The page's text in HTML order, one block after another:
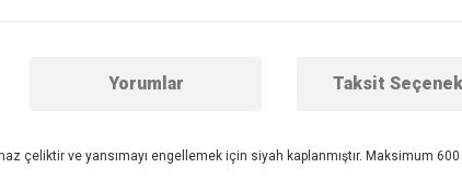
Yorumlar Taksit
çeliktir ve yansımayı engellemek için siyah kaplanmıştır. Maksimum